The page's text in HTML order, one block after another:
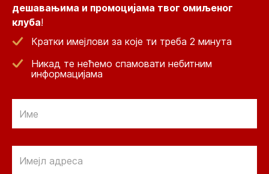
дешавањима и промоцијама твог омиљеног
клуба!
Кратки имејлови за које ти треба 2 минута
Никад те нећемо спамовати небитним
информацијама